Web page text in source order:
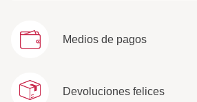
Medios de pagos
Devoluciones felices